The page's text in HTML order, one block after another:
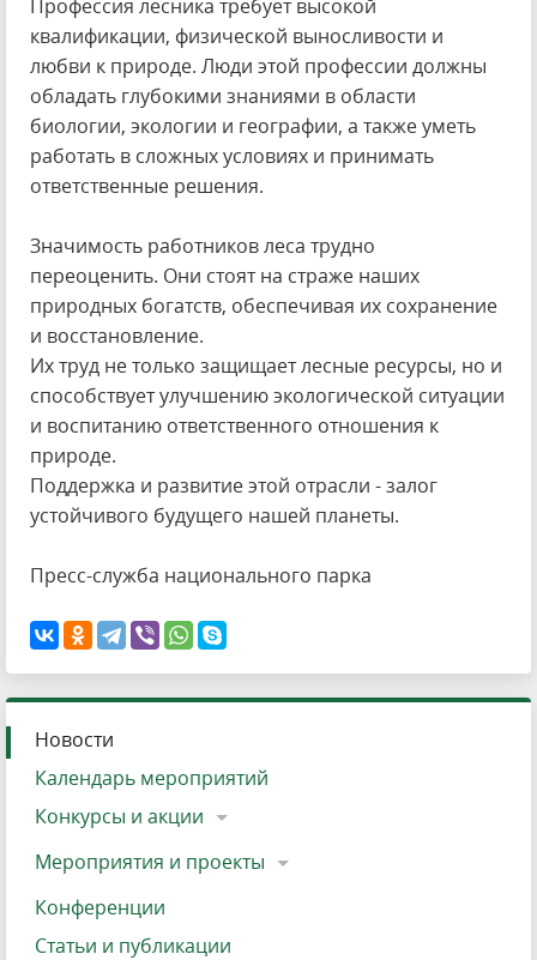
Профессия лесника требует высокой
квалификации, физической выносливости и
любви к природе. Люди этой профессии должны
обладать глубокими знаниями в области
биологии, экологии и географии, а также уметь
работать в сложных условиях и принимать
ответственные решения.
Значимость работников леса трудно
переоценить. Они стоят на страже наших
природных богатств, обеспечивая их сохранение
и восстановление.
Их труд не только защищает лесные ресурсы, но и
способствует улучшению экологической ситуации
и воспитанию ответственного отношения к
природе.
Поддержка и развитие этой отрасли - залог
устойчивого будущего нашей планеты.
Пресс-служба национального парка
Новости
Календарь мероприятий
Конкурсы и акции
Мероприятия и проекты
Конференции
Статьи и публикации